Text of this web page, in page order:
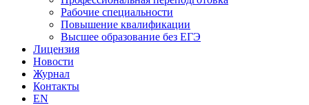
Рабочие специальности
Повышение квалификации
Высшее образование без ЕГЭ
Лицензия
Новости
Журнал
Контакты
EN